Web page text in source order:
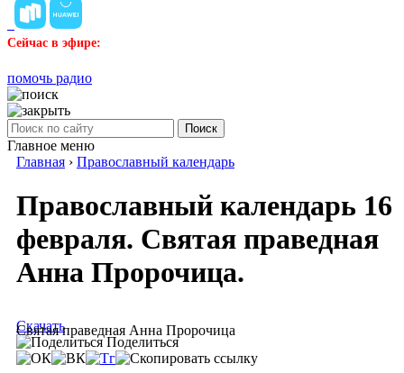
Сейчас в эфире:
помочь радио
Поиск
Главное меню
Главная › Православный календарь
Православный календарь 16
февраля. Святая праведная
Анна Пророчица.
Святая праведная Анна Пророчица
Скачать
Поделиться